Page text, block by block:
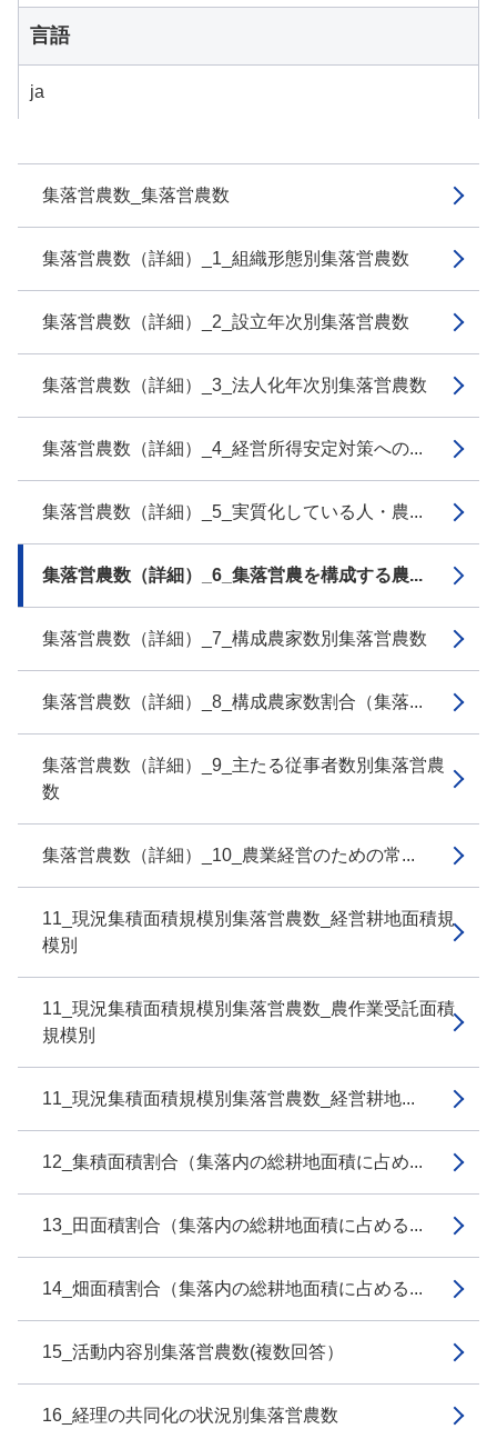
集落営農数_集落営農数
集落営農数（詳細）_1_組織形態別集落営農数
集落営農数（詳細）_2_設立年次別集落営農数
集落営農数（詳細）_3_法人化年次別集落営農数
集落営農数（詳細）_4_経営所得安定対策への...
集落営農数（詳細）_5_実質化している人・農...
集落営農数（詳細）_6_集落営農を構成する農...
集落営農数（詳細）_7_構成農家数別集落営農数
集落営農数（詳細）_8_構成農家数割合（集落...
集落営農数（詳細）_9_主たる従事者数別集落営農
数
集落営農数（詳細）_10_農業経営のための常...
11_現況集積面積規模別集落営農数_経営耕地面積規
模別
11_現況集積面積規模別集落営農数_農作業受託面積
規模別
11_現況集積面積規模別集落営農数_経営耕地...
12_集積面積割合（集落内の総耕地面積に占め...
13_田面積割合（集落内の総耕地面積に占める...
14_畑面積割合（集落内の総耕地面積に占める...
15_活動内容別集落営農数(複数回答）
16_経理の共同化の状況別集落営農数
言語
ja